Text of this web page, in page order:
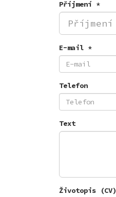
Příjmení *
E-mail *
Telefon
Text
Životopis (CV)